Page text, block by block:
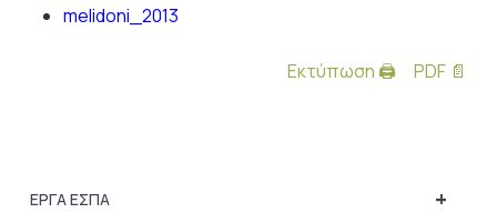
melidoni_2013
Εκτύπωση 🖨 PDF 📄
+
ΕΡΓΑ ΕΣΠΑ